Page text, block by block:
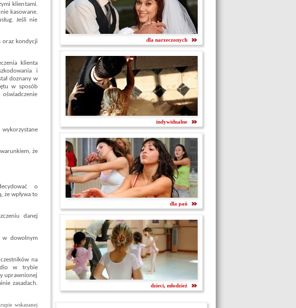
klientami.
kasowane.
Jeśli nie
oraz kondycji
klienta
i
doznany w
w sposób
że
o
że wpływa to
danej
w dowolnym
na
w trybie
uprawnionej
zasadach.
wskazanej
dla narzeczonych
indywidualne
dla pań
dzieci, młodzież